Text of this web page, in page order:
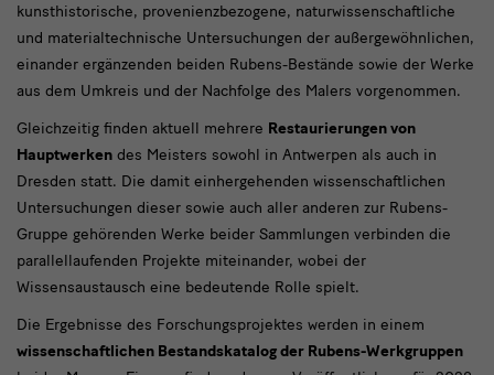
kunsthistorische, provenienzbezogene, naturwissenschaftliche
und materialtechnische Untersuchungen der außergewöhnlichen,
einander ergänzenden beiden Rubens-Bestände sowie der Werke
aus dem Umkreis und der Nachfolge des Malers vorgenommen.
Gleichzeitig finden aktuell mehrere Restaurierungen von
Hauptwerken des Meisters sowohl in Antwerpen als auch in
Dresden statt. Die damit einhergehenden wissenschaftlichen
Untersuchungen dieser sowie auch aller anderen zur Rubens-
Gruppe gehörenden Werke beider Sammlungen verbinden die
parallellaufenden Projekte miteinander, wobei der
Wissensaustausch eine bedeutende Rolle spielt.
Die Ergebnisse des Forschungsprojektes werden in einem
wissenschaftlichen Bestandskatalog der Rubens-Werkgruppen